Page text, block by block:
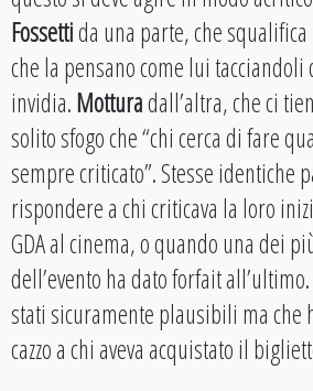
Fossettida una parte, che
che la pensano come lui tacciandoli
invidia.Motturadall’altra, che ci
solito sfogo che “chi cerca di fare
sempre criticato”. Stesse identiche
rispondere a chi criticava la loro
GDA al cinema, o quando una dei
dell’evento ha dato forfait
stati sicuramente plausibili ma che
cazzo a chi aveva acquistato il